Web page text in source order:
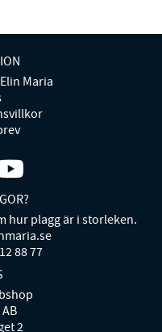
Maria
hur plagg är i storleken.
88 77
2